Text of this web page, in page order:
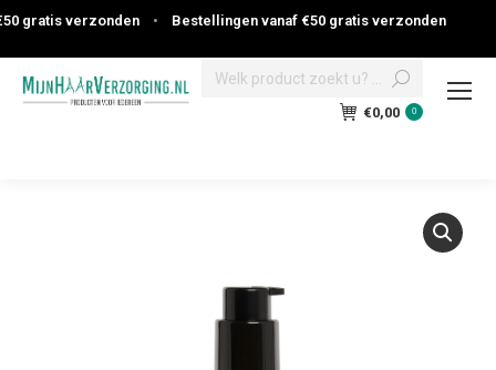
gratis verzonden • Bestellingen vanaf €50 gratis verzonden
Search:
€0,00 0